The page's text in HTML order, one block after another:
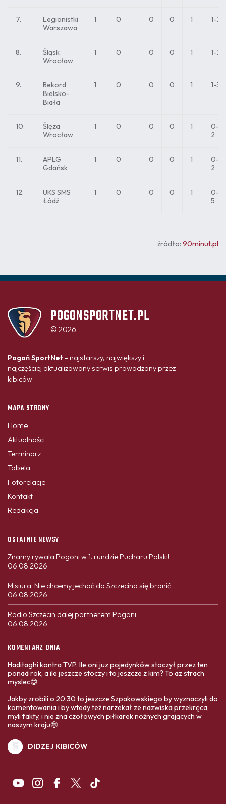
7.
Legionistki
Warszawa
1 0 0 0 1 1-2
8.
Śląsk
Wrocław
1 0 0 0 1 1-2
9.
Rekord
Bielsko-
Biała
1 0 0 0 1 1-3
10.
Ślęza
Wrocław
1 0 0 0 1
0-
2
11.
APLG
Gdańsk
1 0 0 0 1
0-
2
12.
UKS SMS
Łódź
1 0 0 0 1
0-
5
źródło: 90minut.pl
POGONSPORTNET.PL
© 2026
Pogoń SportNet - najstarszy, największy i
najczęściej aktualizowany serwis prowadzony przez
kibiców
MAPA STRONY
Home
Aktualności
Terminarz
Tabela
Fotorelacje
Kontakt
Redakcja
OSTATNIE NEWSY
Znamy rywala Pogoni w 1. rundzie Pucharu Polski!
06.08.2026
Misiura: Nie chcemy jechać do Szczecina się bronić
06.08.2026
Radio Szczecin dalej partnerem Pogoni
06.08.2026
KOMENTARZ DNIA
Haditaghi kontra TVP. Ile oni juz pojedynków stoczył przez ten
ponad rok, a ile jeszcze stoczy i to jeszcze z kim? To az strach
myslec😅
Jakby zrobili o 20:30 to jeszcze Szpakowskiego by wyznaczyli do
komentowania i by wtedy też narzekał ze nazwiska przekręca,
myli fakty, i nie zna czołowych piłkarek nożnych grających w
naszym kraju🤪
DIDZEJ KIBICÓW